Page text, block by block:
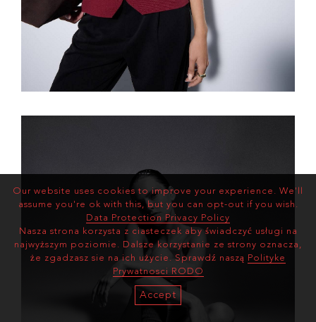
Our website uses cookies to improve your experience. We'll
assume you're ok with this, but you can opt-out if you wish.
Data Protection Privacy Policy
Nasza strona korzysta z ciasteczek aby świadczyć usługi na
najwyższym poziomie. Dalsze korzystanie ze strony oznacza,
że zgadzasz sie na ich użycie. Sprawdź naszą Polityke
Prywatnosci RODO
Accept